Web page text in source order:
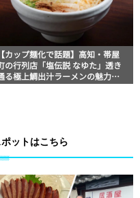
【カップ麺化で話題】高知・帯屋
の行列店「塩伝説 なゆた」透き
る極上鯛出汁ラーメンの魅力を
ットはこちら